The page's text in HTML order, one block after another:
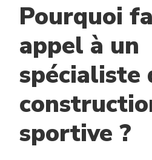
Pourquoi
appel à un
spécialiste
sportive ?